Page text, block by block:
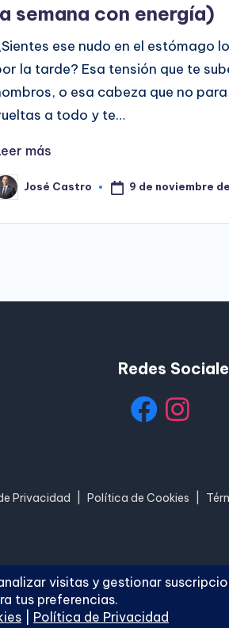
semana con energía)
ese nudo en el estómago
la tarde? Esa tensión que te
o esa cabeza que no
a todo y te…
más
José Castro 9 de noviembre
Redes
Privacidad Política de Cookies
Digital. Todos los